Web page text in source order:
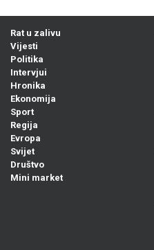
Rat u zalivu
Vijesti
Politika
Intervjui
Hronika
Ekonomija
Sport
Regija
Evropa
Svijet
Društvo
Mini market